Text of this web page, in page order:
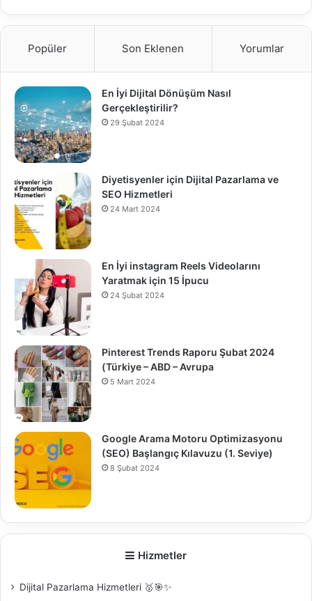
Popüler Son Eklenen Yorumlar
En İyi Dijital Dönüşüm Nasıl
Gerçekleştirilir?
29 Şubat 2024
Diyetisyenler için Dijital Pazarlama ve
SEO Hizmetleri
24 Mart 2024
En İyi instagram Reels Videolarını
Yaratmak için 15 İpucu
24 Şubat 2024
Pinterest Trends Raporu Şubat 2024
(Türkiye – ABD – Avrupa
5 Mart 2024
0
Google Arama Motoru Optimizasyonu
(SEO) Başlangıç Kılavuzu (1. Seviye)
8 Şubat 2024
Hizmetler
Dijital Pazarlama Hizmetleri 🥇🎯✨